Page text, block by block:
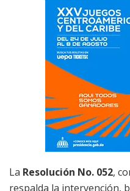
La Resolución No. 052,
respalda la intervención,